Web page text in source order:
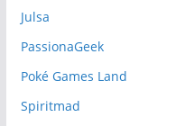
Julsa
PassionaGeek
Poké Games Land
Spiritmad